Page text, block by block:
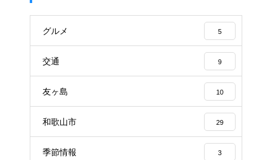
グルメ 5
交通 9
友ヶ島 10
和歌山市 29
季節情報 3